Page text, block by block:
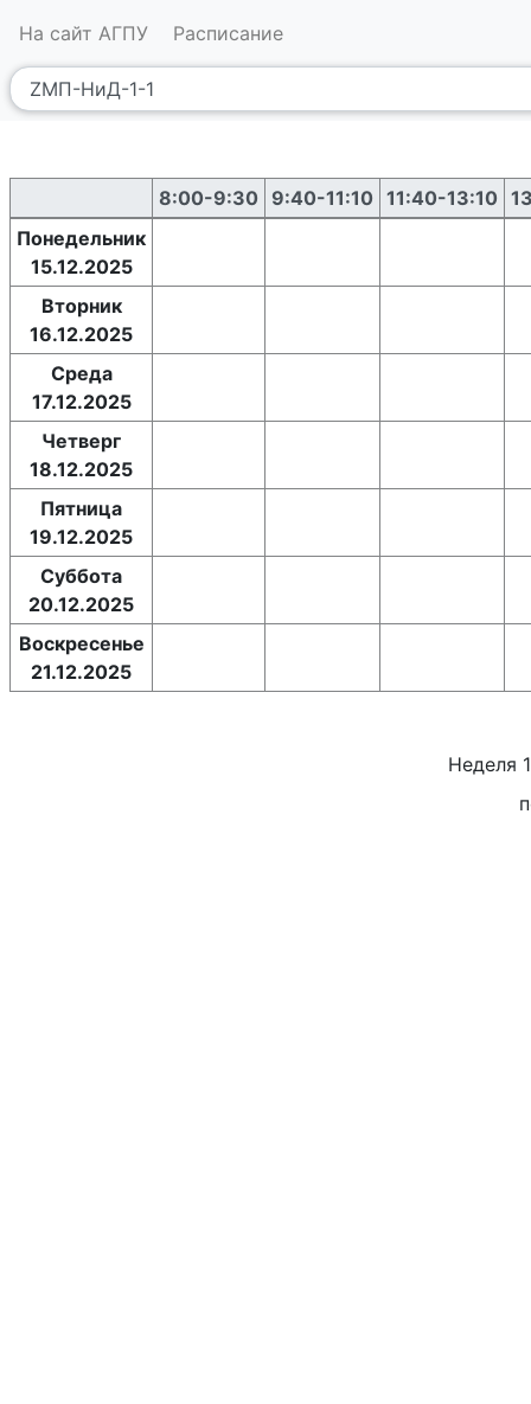
На сайт АГПУ Расписание
8:00-9:30 9:40-11:10 11:40-13:10
Понедельник
15.12.2025
Вторник
16.12.2025
Среда
17.12.2025
Четверг
18.12.2025
Пятница
19.12.2025
Суббота
20.12.2025
Воскресенье
21.12.2025
Неделя